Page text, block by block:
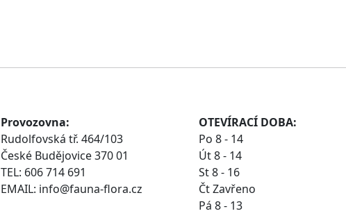
Provozovna:
Rudolfovská tř. 464/103
České Budějovice 370 01
TEL: 606 714 691
EMAIL: info@fauna-flora.cz
OTEVÍRACÍ DOBA:
Po 8 - 14
Út 8 - 14
St 8 - 16
Čt Zavřeno
Pá 8 - 13